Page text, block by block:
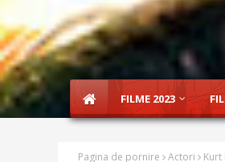
FILME 2023
Pagina de pornire Actori Kurt